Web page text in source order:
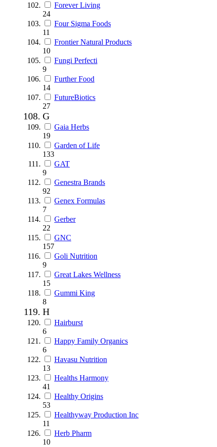
Forever Living
24
Four Sigma Foods
11
Frontier Natural Products
10
Fungi Perfecti
9
Further Food
14
FutureBiotics
27
G
Gaia Herbs
19
Garden of Life
133
GAT
9
Genestra Brands
92
Genex Formulas
7
Gerber
22
GNC
157
Goli Nutrition
9
Great Lakes Wellness
15
Gummi King
8
H
Hairburst
6
Happy Family Organics
6
Havasu Nutrition
13
Healths Harmony
41
Healthy Origins
53
Healthyway Production Inc
11
Herb Pharm
10